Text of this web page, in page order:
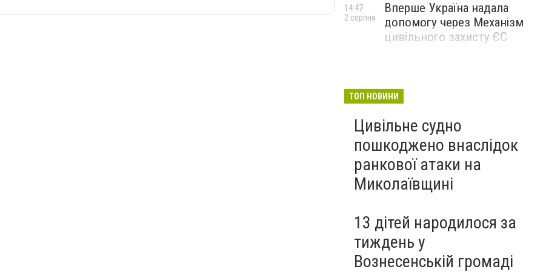
Вперше Україна надала
допомогу через Механізм
цивільного захисту ЄС
14:47
2 серпня
ТОП НОВИНИ
Цивільне судно
пошкоджено внаслідок
ранкової атаки на
Миколаївщині
13 дітей народилося за
тиждень у
Вознесенській громаді